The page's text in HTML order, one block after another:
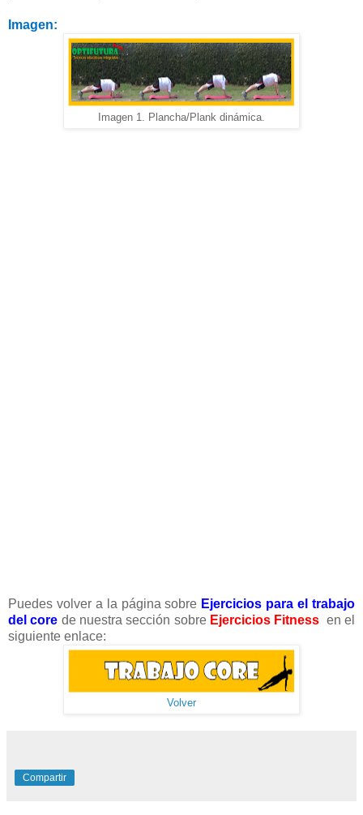
Imagen:
Imagen 1. Plancha/Plank dinámica.
Puedes volver a la página sobre Ejercicios para el trabajo
del core de nuestra sección sobre Ejercicios Fitness en el
siguiente enlace:
Volver
Compartir